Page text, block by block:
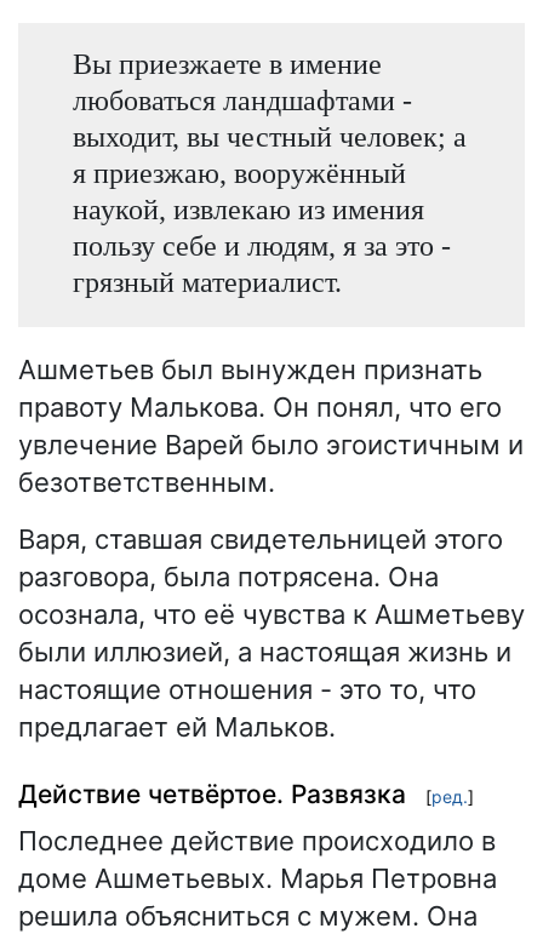
Вы приезжаете в имение
любоваться ландшафтами -
выходит, вы честный человек; а
я приезжаю, вооружённый
наукой, извлекаю из имения
пользу себе и людям, я за это -
грязный материалист.
Ашметьев был вынужден признать
правоту Малькова. Он понял, что его
увлечение Варей было эгоистичным и
безответственным.
Варя, ставшая свидетельницей этого
разговора, была потрясена. Она
осознала, что её чувства к Ашметьеву
были иллюзией, а настоящая жизнь и
настоящие отношения - это то, что
предлагает ей Мальков.
Действие четвёртое. Развязка [ред.]
Последнее действие происходило в
доме Ашметьевых. Марья Петровна
решила объясниться с мужем. Она